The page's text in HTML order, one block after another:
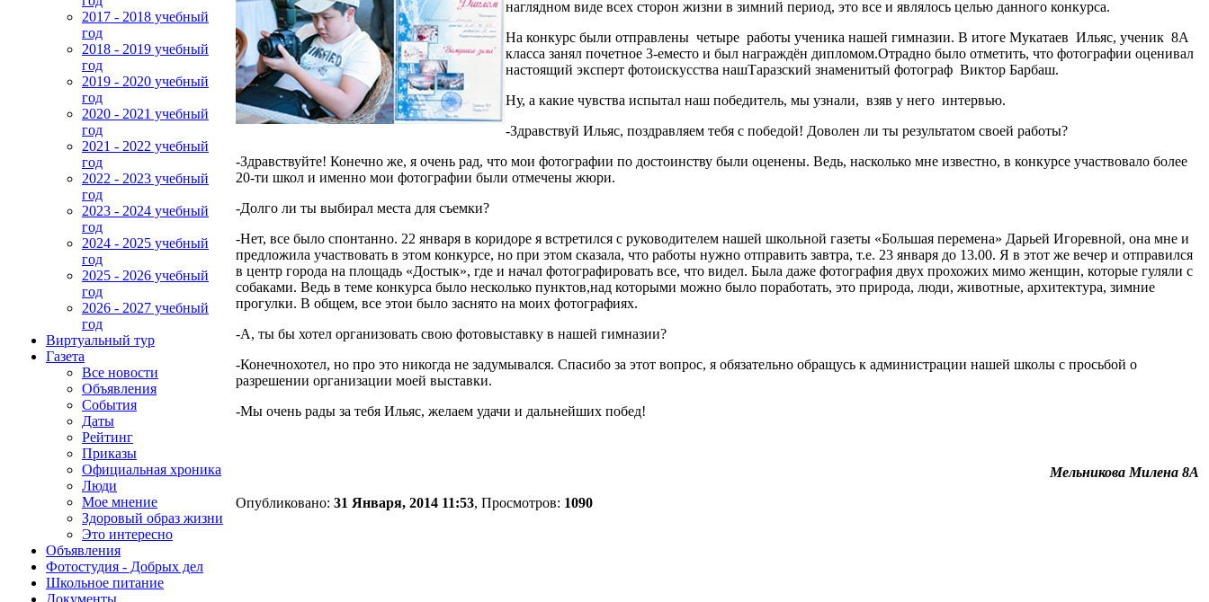
2017 - 2018 учебный
год
2018 - 2019 учебный
год
2019 - 2020 учебный
год
2020 - 2021 учебный
год
2021 - 2022 учебный
год
2022 - 2023 учебный
год
2023 - 2024 учебный
год
2024 - 2025 учебный
год
2025 - 2026 учебный
год
2026 - 2027 учебный
год
Виртуальный тур
Газета
Все новости
Объявления
События
Даты
Рейтинг
Приказы
Официальная хроника
Люди
Мое мнение
Здоровый образ жизни
Это интересно
Объявления
Фотостудия - Добрых дел
Школьное питание
Документы
наглядном виде всех сторон жизни в зимний период, это все и являлось целью данного конкурса.
На конкурс были отправлены четыре работы ученика нашей гимназии. В итоге Мукатаев Ильяс, ученик 8А
класса занял почетное 3-еместо и был награждён дипломом.Отрадно было отметить, что фотографии оценивал
настоящий эксперт фотоискусства нашТаразский знаменитый фотограф Виктор Барбаш.
Ну, а какие чувства испытал наш победитель, мы узнали, взяв у него интервью.
-Здравствуй Ильяс, поздравляем тебя с победой! Доволен ли ты результатом своей работы?
-Здравствуйте! Конечно же, я очень рад, что мои фотографии по достоинству были оценены. Ведь, насколько мне известно, в конкурсе участвовало более
20-ти школ и именно мои фотографии были отмечены жюри.
-Долго ли ты выбирал места для съемки?
-Нет, все было спонтанно. 22 января в коридоре я встретился с руководителем нашей школьной газеты «Большая перемена» Дарьей Игоревной, она мне и
предложила участвовать в этом конкурсе, но при этом сказала, что работы нужно отправить завтра, т.е. 23 января до 13.00. Я в этот же вечер и отправился
в центр города на площадь «Достык», где и начал фотографировать все, что видел. Была даже фотография двух прохожих мимо женщин, которые гуляли с
собаками. Ведь в теме конкурса было несколько пунктов,над которыми можно было поработать, это природа, люди, животные, архитектура, зимние
прогулки. В общем, все этои было заснято на моих фотографиях.
-А, ты бы хотел организовать свою фотовыставку в нашей гимназии?
-Конечнохотел, но про это никогда не задумывался. Спасибо за этот вопрос, я обязательно обращусь к администрации нашей школы с просьбой о
разрешении организации моей выставки.
-Мы очень рады за тебя Ильяс, желаем удачи и дальнейших побед!
Мельникова Милена 8А
Опубликовано: 31 Января, 2014 11:53, Просмотров: 1090